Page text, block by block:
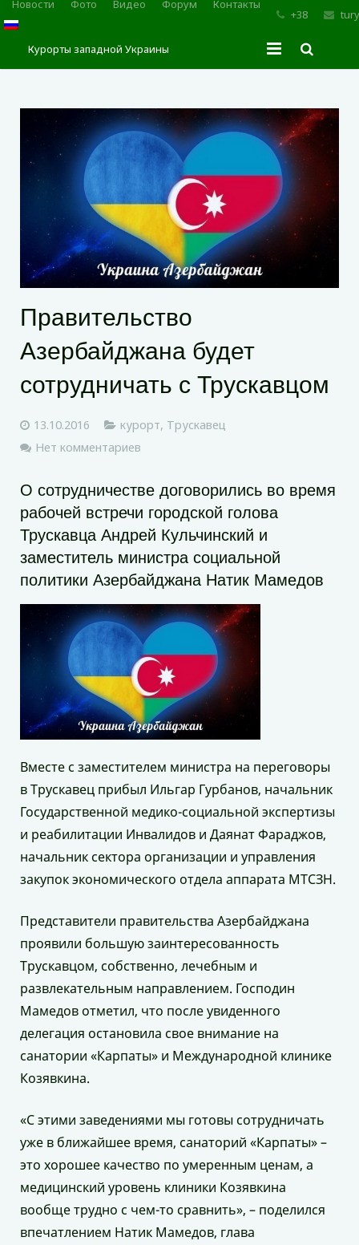
Новости Фото Видео Форум Контакты
+38
Курорты западной Украины
Трускавец
Сходница
Карпаты
Правительство
Азербайджана будет
сотрудничать с Трускавцом
13.10.2016 курорт, Трускавец
Нет комментариев
О сотрудничестве договорились во время
рабочей встречи городской голова
Трускавца Андрей Кульчинский и
заместитель министра социальной
политики Азербайджана Натик Мамедов
Вместе с заместителем министра на переговоры
в Трускавец прибыл Ильгар Гурбанов, начальник
Государственной медико-социальной экспертизы
и реабилитации Инвалидов и Даянат Фараджов,
начальник сектора организации и управления
закупок экономического отдела аппарата МТСЗН.
Представители правительства Азербайджана
проявили большую заинтересованность
Трускавцом, собственно, лечебным и
развлекательным направлением. Господин
Мамедов отметил, что после увиденного
делегация остановила свое внимание на
санатории «Карпаты» и Международной клинике
Козявкина.
«С этими заведениями мы готовы сотрудничать
уже в ближайшее время, санаторий «Карпаты» –
это хорошее качество по умеренным ценам, а
медицинский уровень клиники Козявкина
вообще трудно с чем-то сравнить», – поделился
впечатлением Натик Мамедов, глава